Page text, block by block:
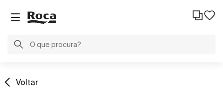
Voltar